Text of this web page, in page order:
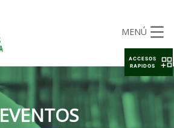
MENÚ
EVENTOS
ACCESOS
RAPIDOS